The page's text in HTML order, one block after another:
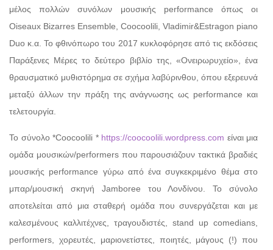
μέλος πολλών συνόλων μουσικής performance όπως οι
Oiseaux Bizarres Εnsemble, Coocoolili, Vladimir&Εstragon piano
Duo κ.α. Το φθινόπωρο του 2017 κυκλοφόρησε από τις εκδόσεις
Παράξενες Μέρες το δεύτερο βιβλίο της, «Ονειρωρυχείο», ένα
θραυσματικό μυθιστόρημα σε σχήμα λαβύρινθου, όπου εξερευνά
μεταξύ άλλων την πράξη της ανάγνωσης ως performance και
τελετουργία.
Το σύνολο *Coocoolili * https://coocoolili.wordpress.com είναι μια
ομάδα μουσικών/performers που παρουσιάζουν τακτικά βραδιές
μουσικής performance γύρω από ένα συγκεκριμένο θέμα στο
μπαρ/μουσική σκηνή Jamboree του Λονδίνου. Το σύνολο
αποτελείται από μια σταθερή ομάδα που συνεργάζεται και με
καλεσμένους καλλιτέχνες, τραγουδιστές, stand up comedians,
performers, χορευτές, μαριονετίστες, ποιητές, μάγους (!) που